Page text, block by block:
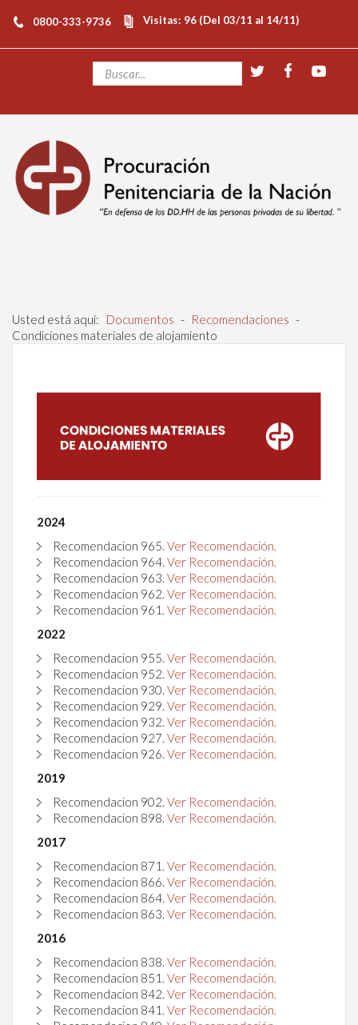
0800-333-9736 Visitas: 96 (Del 03/11 al 14/11)
Usted está aquí: Documentos - Recomendaciones -
Condiciones materiales de alojamiento
2024
Recomendacion 965. Ver Recomendación.
Recomendacion 964. Ver Recomendación.
Recomendacion 963. Ver Recomendación.
Recomendacion 962. Ver Recomendación.
Recomendacion 961. Ver Recomendación.
2022
Recomendacion 955. Ver Recomendación.
Recomendacion 952. Ver Recomendación.
Recomendacion 930. Ver Recomendación.
Recomendacion 929. Ver Recomendación.
Recomendacion 932. Ver Recomendación.
Recomendacion 927 Ver Recomendación.
Recomendacion 926. Ver Recomendación.
2019
Recomendacion 902. Ver Recomendación.
Recomendacion 898. Ver Recomendación.
2017
Recomendacion 871 Ver Recomendación.
Recomendacion 866 Ver Recomendación.
Recomendacion 864 Ver Recomendación.
Recomendacion 863 Ver Recomendación.
2016
Recomendacion 838 Ver Recomendación.
Recomendacion 851 Ver Recomendación.
Recomendacion 842 Ver Recomendación.
Recomendacion 841 Ver Recomendación.